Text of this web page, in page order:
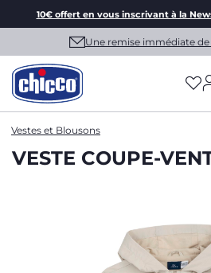
10€ offert en vous inscrivant à la
Une remise immédiate de
Vestes et Blousons
VESTE COUPE-